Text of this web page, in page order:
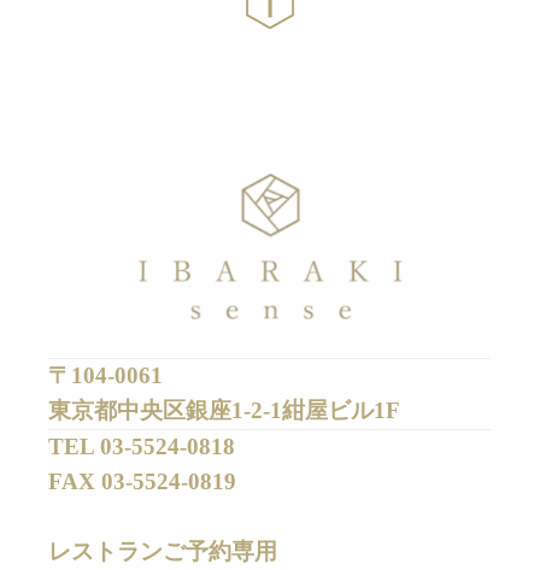
〒104-0061
東京都中央区銀座1-2-1紺屋ビル1F
TEL 03-5524-0818
FAX 03-5524-0819
レストランご予約専用